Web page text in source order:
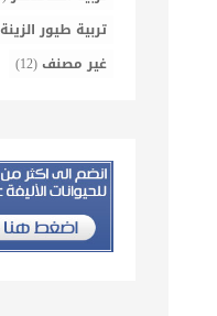
تربية طيور الزينة
غير مصنف(12)